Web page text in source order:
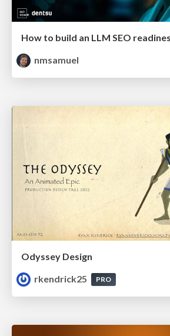
nmsamuel
Odyssey Design
rkendrick25
PRO